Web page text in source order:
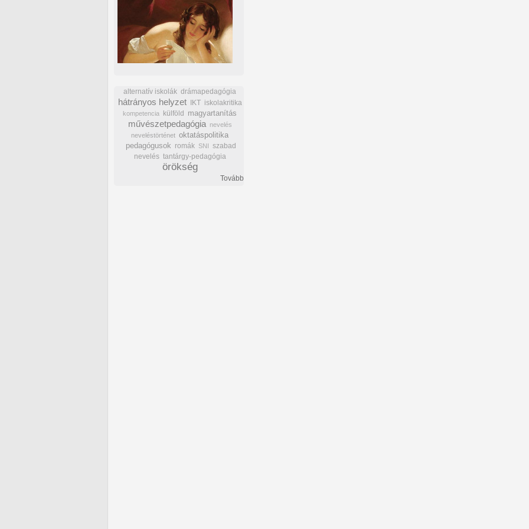
alternatív iskolák drámapedagógia
hátrányos helyzet IKT iskolakritika
kompetencia külföld magyartanítás
művészetpedagógia
nevelés
neveléstörténet oktatáspolitika
pedagógusok romák SNI szabad
nevelés tantárgy-pedagógia
örökség
Tovább